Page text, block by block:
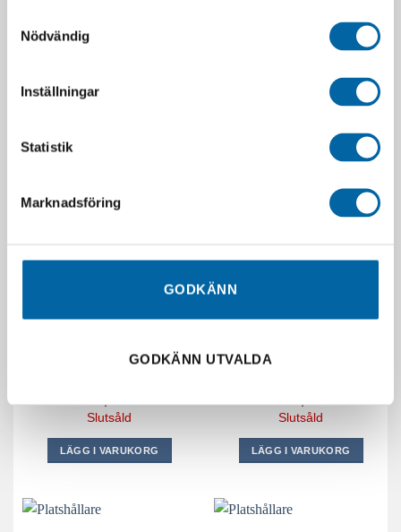
Nödvändig
Inställningar
Statistik
Marknadsföring
GODKÄNN
GODKÄNN UTVALDA
5132062 (Spacer-1/2-20)
326,49
LÄGG I VARUKORG
715001699 (Sup. Treuil
*Winch Sup.)
Webblager 4-10
arbetsdagar
715000286 (Trailer Hook
Slutsåld
LÄGG I VARUKORG
715001639 (Protec. Bras
Slutsåld
LÄGG I VARUKORG